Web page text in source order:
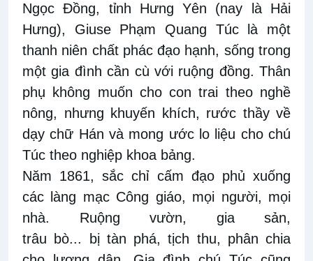
Ngọc Đồng, tỉnh Hưng Yên (nay là Hải
Hưng), Giuse Phạm Quang Túc là một
thanh niên chất phác đạo hạnh, sống trong
một gia đình cần cù với ruộng đồng. Thân
phụ không muốn cho con trai theo nghề
nông, nhưng khuyến khích, rước thầy về
dạy chữ Hán và mong ước lo liệu cho chú
Túc theo nghiệp khoa bảng.
Năm 1861, sắc chỉ cấm đạo phủ xuống
các làng mạc Công giáo, mọi người, mọi
nhà. Ruộng vườn, gia sản,
trâu
bò... bị tàn phá, tịch thu, phân chia